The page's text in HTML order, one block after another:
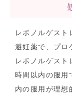
レボノルゲスト
避妊薬で、プロ
レボノルゲス
時間以内の服用
内の服用が理想